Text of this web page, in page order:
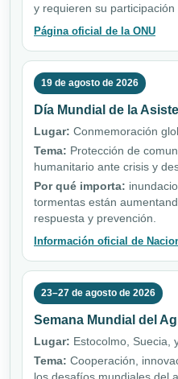
y requieren su participación
Página oficial de la ONU
19 de agosto de 2026
Día Mundial de la
Lugar: Conmemoración
Tema: Protección de
humanitario ante crisis y
Por qué importa:
tormentas están
respuesta y prevención.
Información oficial de
23–27 de agosto de 2026
Semana Mundial del
Lugar: Estocolmo, Suecia,
Tema: Cooperación,